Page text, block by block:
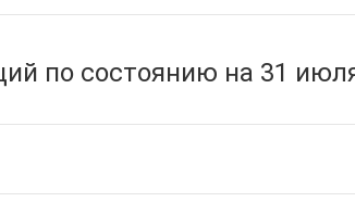
по состоянию на 31